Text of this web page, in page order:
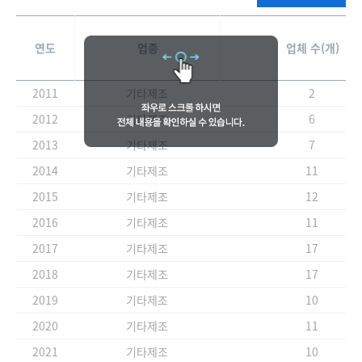
연도 업종 업체 수(개)
2011 기타제조
2
2012
기타제조
6
2013
기타제조
7
2014
기타제조
11
2015
기타제조
12
2016
기타제조
11
2017
기타제조
17
2018
기타제조
17
2019
기타제조
10
2020
기타제조
11
2021
기타제조 10